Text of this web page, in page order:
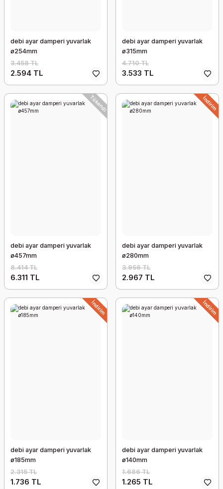
debi ayar damperi yuvarlak
ø254mm
3.458 TL
2.594 TL
debi ayar damperi yuvarlak
ø315mm
4.710 TL
3.533 TL
Tükendi
debi ayar damperi yuvarlak
ø457mm
8.414 TL
6.311 TL
İndirim
debi ayar damperi yuvarlak
ø280mm
3.956 TL
2.967 TL
İndirim
debi ayar damperi yuvarlak
ø185mm
2.315 TL
1.736 TL
İndirim
debi ayar damperi yuvarlak
ø140mm
1.686 TL
1.265 TL